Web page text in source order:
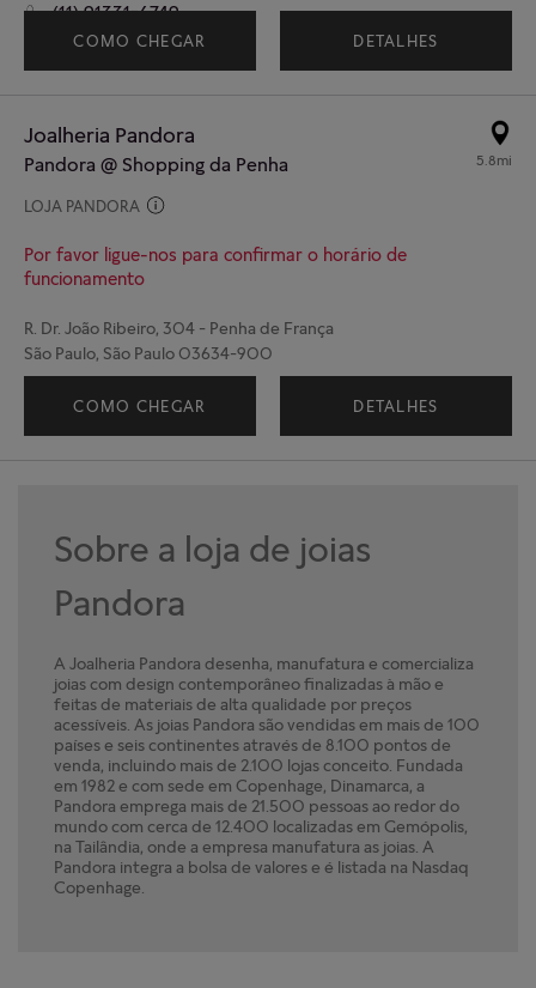
(11) 91331-6749
COMO CHEGAR DETALHES
Joalheria Pandora
Pandora @ Shopping da Penha
LOJA PANDORA
Por favor ligue-nos para confirmar o horário de
funcionamento
5.8mi
R. Dr. João Ribeiro, 304 - Penha de França
São Paulo, São Paulo 03634-900
(11) 91329-5721
COMO CHEGAR DETALHES
Sobre a loja de joias
Pandora
A Joalheria Pandora desenha, manufatura e comercializa
joias com design contemporâneo finalizadas à mão e
feitas de materiais de alta qualidade por preços
acessíveis. As joias Pandora são vendidas em mais de 100
países e seis continentes através de 8.100 pontos de
venda, incluindo mais de 2.100 lojas conceito. Fundada
em 1982 e com sede em Copenhage, Dinamarca, a
Pandora emprega mais de 21.500 pessoas ao redor do
mundo com cerca de 12.400 localizadas em Gemópolis,
na Tailândia, onde a empresa manufatura as joias. A
Pandora integra a bolsa de valores e é listada na Nasdaq
Copenhage.